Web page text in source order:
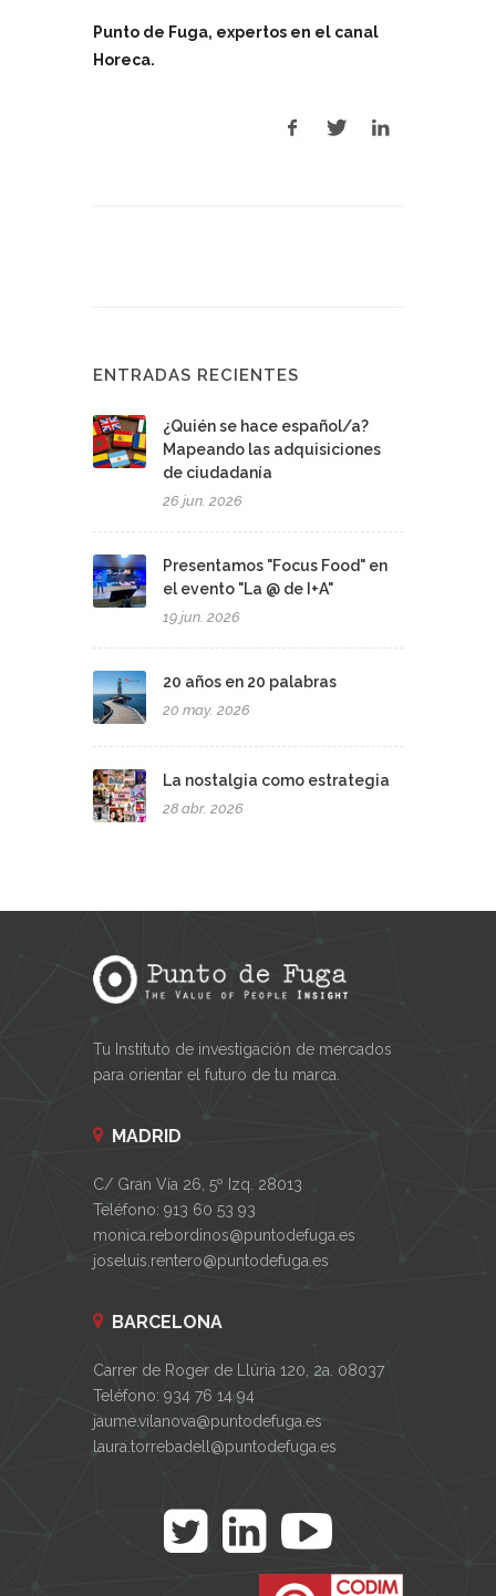
Punto de Fuga, expertos en el canal
Horeca.
ENTRADAS RECIENTES
¿Quién se hace español/a?
Mapeando las adquisiciones
de ciudadanía
26 jun. 2026
Presentamos "Focus Food" en
el evento "La @ de I+A"
19 jun. 2026
20 años en 20 palabras
20 may. 2026
La nostalgia como estrategia
28 abr. 2026
Tu Instituto de investigación de mercados
para orientar el futuro de tu marca.
MADRID
C/ Gran Vía 26, 5º Izq. 28013
Teléfono: 913 60 53 93
monica.rebordinos@puntodefuga.es
joseluis.rentero@puntodefuga.es
BARCELONA
Carrer de Roger de Llúria 120, 2a. 08037
Teléfono: 934 76 14 94
jaume.vilanova@puntodefuga.es
laura.torrebadell@puntodefuga.es